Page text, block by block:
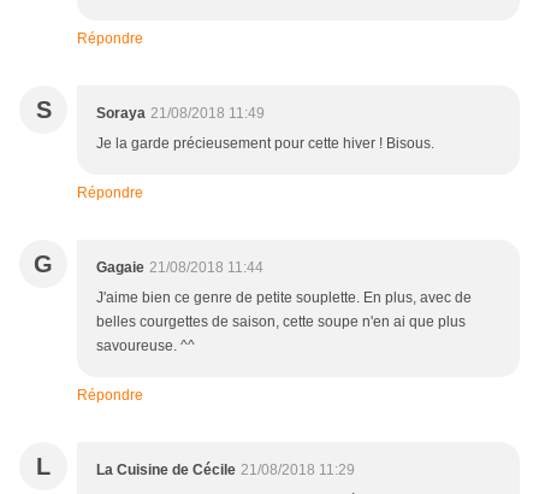
Répondre
S Soraya 21/08/2018 11:49
Je la garde précieusement pour cette hiver ! Bisous.
Répondre
G Gagaie 21/08/2018 11:44
J'aime bien ce genre de petite souplette. En plus, avec de
belles courgettes de saison, cette soupe n'en ai que plus
savoureuse. ^^
Répondre
L La Cuisine de Cécile 21/08/2018 11:29